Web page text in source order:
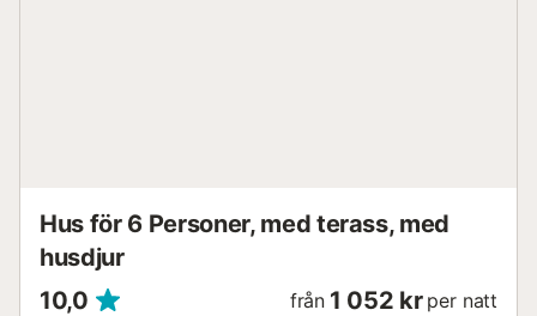
Hus för 6 Personer, med terass, med
husdjur
10,0
från 1 052 kr per natt